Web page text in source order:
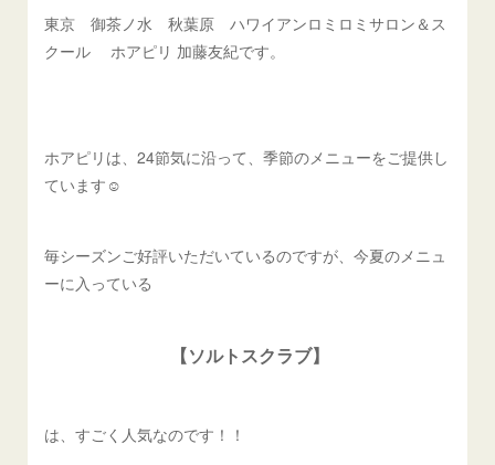
東京 御茶ノ水 秋葉原 ハワイアンロミロミサロン＆ス
クール ホアピリ 加藤友紀です。
ホアピリは、24節気に沿って、季節のメニューをご提供し
ています☺️
毎シーズンご好評いただいているのですが、今夏のメニュ
ーに入っている
【ソルトスクラブ】
は、すごく人気なのです！！